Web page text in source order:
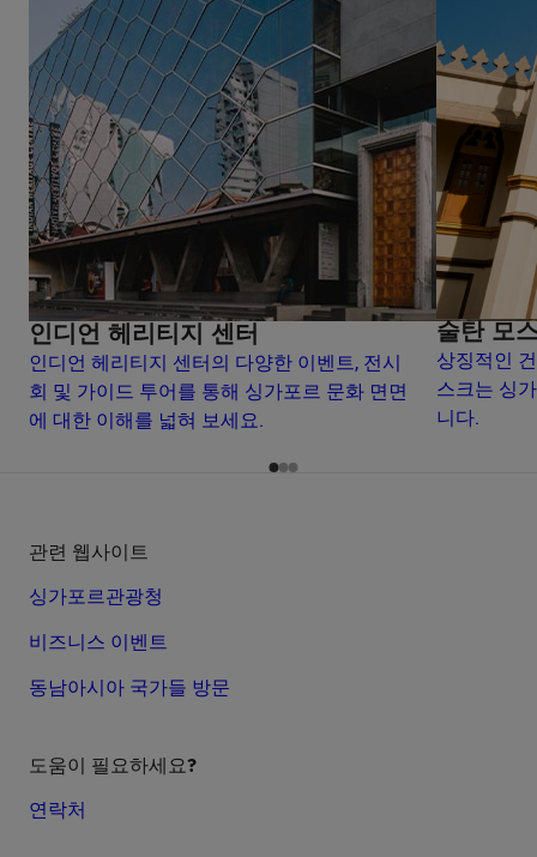
인디언 헤리티지 센터
인디언 헤리티지 센터의 다양한 이벤트, 전시
회 및 가이드 투어를 통해 싱가포르 문화 면면
에 대한 이해를 넓혀 보세요.
술탄 모
상징적인
스크는 싱
니다.
관련 웹사이트
싱가포르관광청
비즈니스 이벤트
동남아시아 국가들 방문
도움이 필요하세요?
연락처